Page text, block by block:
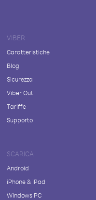
VIBER
Caratteristiche
Blog
Sicurezza
Viber Out
Tariffe
Supporto
SCARICA
Android
iPhone & iPad
Windows PC